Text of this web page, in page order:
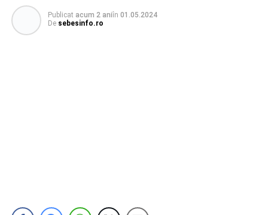
Publicat acum 2 aniîn 01.05.2024
De sebesinfo.ro